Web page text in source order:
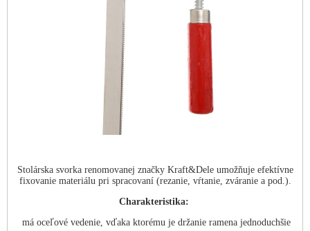
Stolárska svorka renomovanej značky Kraft&Dele umožňuje efektívne
fixovanie materiálu pri spracovaní (rezanie, vŕtanie, zváranie a pod.).
Charakteristika:
má oceľové vedenie, vďaka ktorému je držanie ramena jednoduchšie